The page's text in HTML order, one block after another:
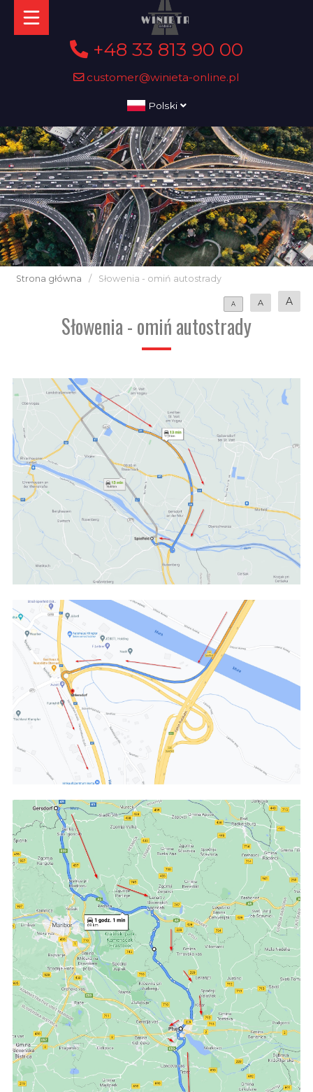
+48 33 813 90 00
customer@winieta-online.pl
Polski
Strona główna / Słowenia - omiń autostrady
A A A
Słowenia - omiń autostrady